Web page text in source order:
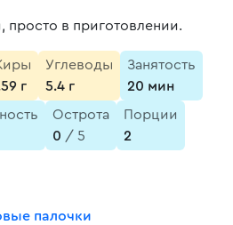
в приготовлении.
г
Углеводы
5.4 г
Занятость
20 мин
Острота
0 / 5
Порции
2
палочки